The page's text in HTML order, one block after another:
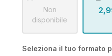
Non
disponibile
Seleziona il tuo formato